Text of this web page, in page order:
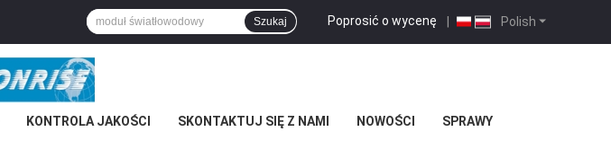
Polish
Poprosić o wycenę |
Szukaj
KONTROLA JAKOŚCI SKONTAKTUJ SIĘ Z NAMI NOWOŚCI SPRAWY